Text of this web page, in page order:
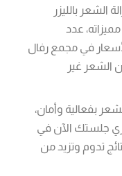
الشعر بالليزر
عدد
في مجمع رفال
الشعر غير
بفعالية وأمان،
جلستك الآن في
تدوم وتزيد من